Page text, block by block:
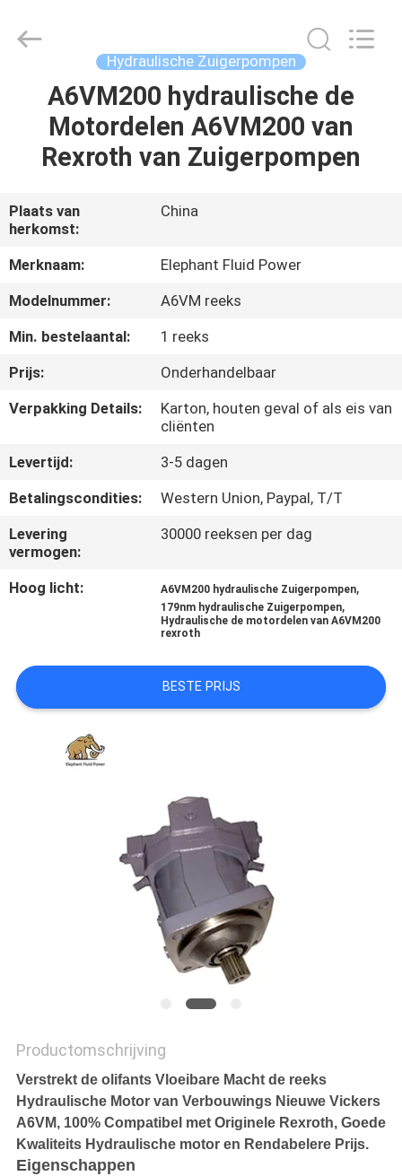
HUIS
PRODUCTEN
ONGEVEER
ONS
FABRIEKSREIS
CONTACTEER
NIEUWS
GEVALLEN
PRIVACY
POLICY
Fluid
Power
Hydraulische Zuigerpompen
A6VM200 hydraulische de
Motordelen A6VM200 van
Rexroth van Zuigerpompen
Plaats van
herkomst:
China
Merknaam:
Elephant Fluid Power
Modelnummer:
A6VM reeks
Min. bestelaantal:
1 reeks
Prijs:
Onderhandelbaar
Verpakking Details:
Karton, houten geval of als eis van
cliënten
Levertijd:
3-5 dagen
Betalingscondities:
Western Union, Paypal, T/T
Levering
vermogen:
30000 reeksen per dag
Hoog licht: A6VM200 hydraulische Zuigerpompen,
179nm hydraulische Zuigerpompen,
Hydraulische de motordelen van A6VM200
rexroth
BESTE PRIJS
Productomschrijving
Verstrekt de olifants Vloeibare Macht de reeks
Hydraulische Motor van Verbouwings Nieuwe Vickers
A6VM, 100% Compatibel met Originele Rexroth, Goede
Kwaliteits Hydraulische motor en Rendabelere Prijs.
Eigenschappen